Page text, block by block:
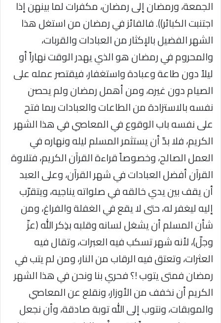
الجمعة، ورمضان إلى رمضان، مكفرات لما بينهن إذا
اجتنبت الكبائر)). فالفائز في رمضان من استغل هذا
الشهر الفضيل بالإكثار من العبادات والقربات،
والمحروم في رمضان هو الذي يهدر الوقت نهاراً أو
ليلاً دون طاعة وعبادة واستغفار، فيقتصر عمله على
الصيام دون غيره، ومن أهمل رمضان ولم يحصن
نفسه بالاستزادة من الطاعات والعبادات ربما فتح
على نفسه باب الوقوع في المعاصي في هذا الشهر
الكريم، فلا بدّ أن يستثمر المسلم ليله ونهاره في
العمل الصالح، وخصوصاً قراءة القرآن الكريم، فتلاوة
القرآن أفضل العبادات في شهر القرآن، وعلى العبد
أن يقف بين يدي خالقه في صلواته يناجيه، ويتقرّب
إليه ليغفر له، حتى لا يقع في الغفلة والفراغ، ومن
شأن المسلم أن يشغل لسانه وقلبه بذِكر الله (عزّ
وجلّ)، لأنه شهر تسكب فيه العبرات، وتقال فيه
العثرات، وتعتق فيه الرقاب من النار، ومن لم يتب في
رمضان فمتى يتوب !؟ فحري بنا ونحن في هذا الشهر
الكريم أن نخفف من الأوزار، ونقلع عن المعاصي
والموبقات، ونتوب إلى الله توبة صادقة، وأن نجعل